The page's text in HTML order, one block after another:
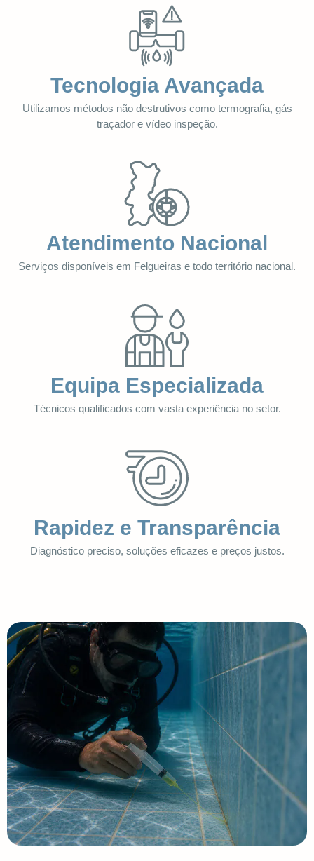
Tecnologia Avançada
Utilizamos métodos não destrutivos como termografia, gás
traçador e vídeo inspeção.
Atendimento Nacional
Serviços disponíveis em Felgueiras e todo território nacional.
Equipa Especializada
Técnicos qualificados com vasta experiência no setor.
Rapidez e Transparência
Diagnóstico preciso, soluções eficazes e preços justos.